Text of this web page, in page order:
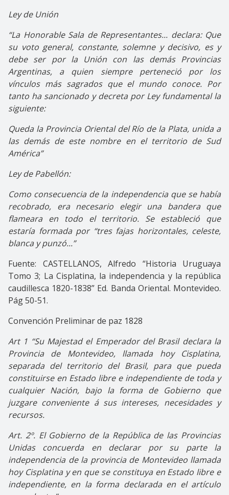
Ley de Unión
“La Honorable Sala de Representantes... declara: Que
su voto general, constante, solemne y decisivo, es y
debe ser por la Unión con las demás Provincias
Argentinas, a quien siempre perteneció por los
vínculos más sagrados que el mundo conoce. Por
tanto ha sancionado y decreta por Ley fundamental la
siguiente:
Queda la Provincia Oriental del Río de la Plata, unida a
las demás de este nombre en el territorio de Sud
América”
Ley de Pabellón:
Como consecuencia de la independencia que se había
recobrado, era necesario elegir una bandera que
flameara en todo el territorio. Se estableció que
estaría formada por “tres fajas horizontales, celeste,
blanca y punzó...”
Fuente: CASTELLANOS, Alfredo “Historia Uruguaya
Tomo 3; La Cisplatina, la independencia y la república
caudillesca 1820-1838” Ed. Banda Oriental. Montevideo.
Pág 50-51.
Convención Preliminar de paz 1828
Art 1 “Su Majestad el Emperador del Brasil declara la
Provincia de Montevideo, llamada hoy Cisplatina,
separada del territorio del Brasil, para que pueda
constituirse en Estado libre e independiente de toda y
cualquier Nación, bajo la forma de Gobierno que
juzgare conveniente á sus intereses, necesidades y
recursos.
Art. 2º. El Gobierno de la República de las Provincias
Unidas concuerda en declarar por su parte la
independencia de la provincia de Montevideo llamada
hoy Cisplatina y en que se constituya en Estado libre e
independiente, en la forma declarada en el artículo